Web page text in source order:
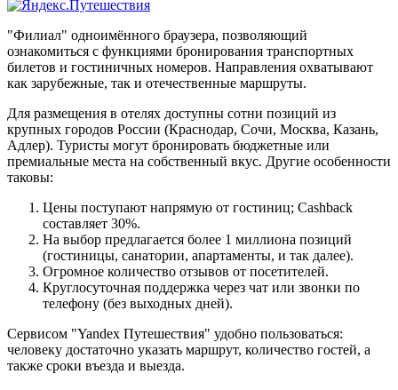
"Филиал" одноимённого браузера, позволяющий
ознакомиться с функциями бронирования транспортных
билетов и гостиничных номеров. Направления охватывают
как зарубежные, так и отечественные маршруты.
Для размещения в отелях доступны сотни позиций из
крупных городов России (Краснодар, Сочи, Москва, Казань,
Адлер). Туристы могут бронировать бюджетные или
премиальные места на собственный вкус. Другие особенности
таковы:
Цены поступают напрямую от гостиниц; Cashback
составляет 30%.
На выбор предлагается более 1 миллиона позиций
(гостиницы, санатории, апартаменты, и так далее).
Огромное количество отзывов от посетителей.
Круглосуточная поддержка через чат или звонки по
телефону (без выходных дней).
Сервисом "Yandex Путешествия" удобно пользоваться:
человеку достаточно указать маршрут, количество гостей, а
также сроки въезда и выезда.